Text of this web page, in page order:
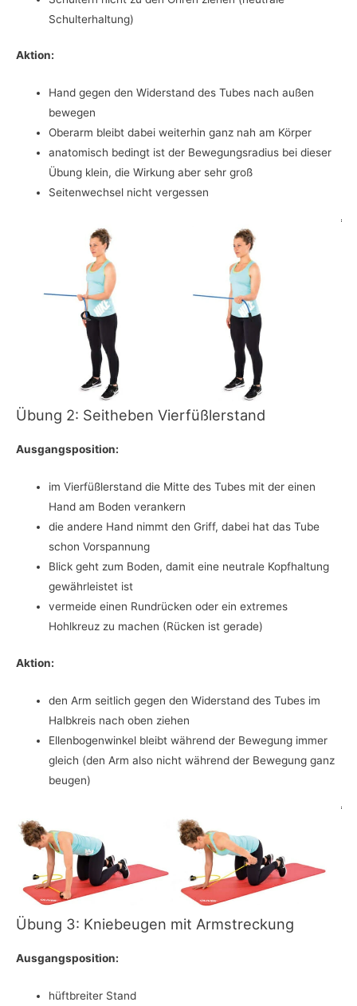
Schulterhaltung)
Aktion:
Hand gegen den Widerstand des Tubes nach außen
bewegen
Oberarm bleibt dabei weiterhin ganz nah am Körper
anatomisch bedingt ist der Bewegungsradius bei dieser
Übung klein, die Wirkung aber sehr groß
Seitenwechsel nicht vergessen
Übung 2: Seitheben Vierfüßlerstand
Ausgangsposition:
im Vierfüßlerstand die Mitte des Tubes mit der einen
Hand am Boden verankern
die andere Hand nimmt den Griff, dabei hat das Tube
schon Vorspannung
Blick geht zum Boden, damit eine neutrale Kopfhaltung
gewährleistet ist
vermeide einen Rundrücken oder ein extremes
Hohlkreuz zu machen (Rücken ist gerade)
Aktion:
den Arm seitlich gegen den Widerstand des Tubes im
Halbkreis nach oben ziehen
Ellenbogenwinkel bleibt während der Bewegung immer
gleich (den Arm also nicht während der Bewegung ganz
beugen)
Übung 3: Kniebeugen mit Armstreckung
Ausgangsposition:
hüftbreiter Stand